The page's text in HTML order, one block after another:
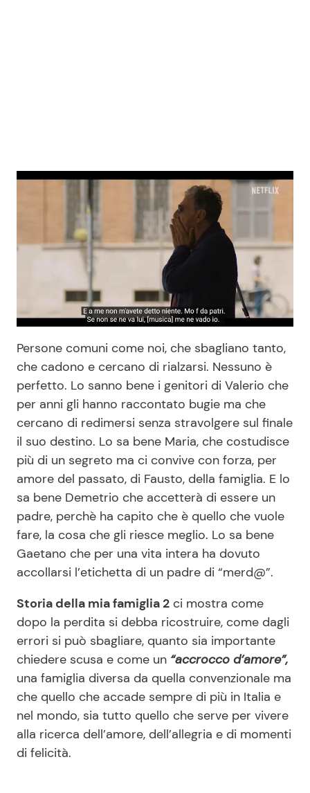
Persone comuni come noi, che sbagliano tanto,
che cadono e cercano di rialzarsi. Nessuno è
perfetto. Lo sanno bene i genitori di Valerio che
per anni gli hanno raccontato bugie ma che
cercano di redimersi senza stravolgere sul finale
il suo destino. Lo sa bene Maria, che costudisce
più di un segreto ma ci convive con forza, per
amore del passato, di Fausto, della famiglia. E lo
sa bene Demetrio che accetterà di essere un
padre, perchè ha capito che è quello che vuole
fare, la cosa che gli riesce meglio. Lo sa bene
Gaetano che per una vita intera ha dovuto
accollarsi l’etichetta di un padre di “merd@”.
Storia della mia famiglia 2 ci mostra come
dopo la perdita si debba ricostruire, come dagli
errori si può sbagliare, quanto sia importante
chiedere scusa e come un “accrocco d’amore”,
una famiglia diversa da quella convenzionale ma
che quello che accade sempre di più in Italia e
nel mondo, sia tutto quello che serve per vivere
alla ricerca dell’amore, dell’allegria e di momenti
di felicità.